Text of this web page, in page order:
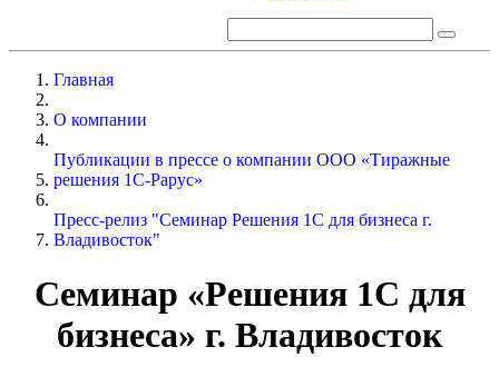
Главная
О компании
Публикации в прессе о компании ООО «Тиражные
решения 1С-Рарус»
Пресс-релиз "Семинар Решения 1С для бизнеса г.
Владивосток"
Семинар «Решения 1С для
бизнеса» г. Владивосток